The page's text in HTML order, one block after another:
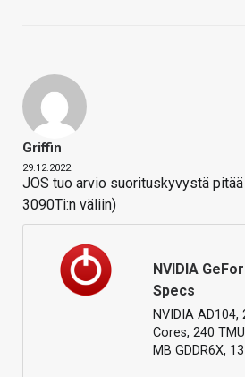
Griffin
29.12.2022
JOS tuo arvio suorituskyvystä
3090Ti:n väliin)
NVIDIA
Specs
NVIDIA
Cores, 240
MB GDDR6X,